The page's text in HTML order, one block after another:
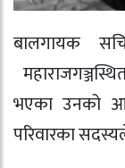
बालगायक
भएका उनको
परिवारका